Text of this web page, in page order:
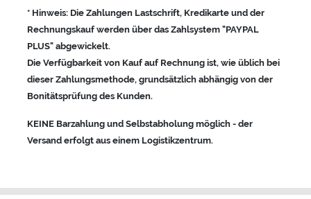
* Hinweis: Die Zahlungen Lastschrift, Kredikarte und der
Rechnungskauf werden über das Zahlsystem "PAYPAL
PLUS" abgewickelt.
Die Verfügbarkeit von Kauf auf Rechnung ist, wie üblich bei
dieser Zahlungsmethode, grundsätzlich abhängig von der
Bonitätsprüfung des Kunden.
KEINE Barzahlung und Selbstabholung möglich - der
Versand erfolgt aus einem Logistikzentrum.